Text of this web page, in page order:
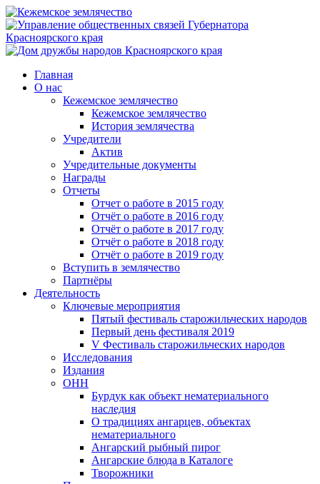
Главная
О нас
Кежемское землячество
Кежемское землячество
История землячества
Учредители
Актив
Учредительные документы
Награды
Отчеты
Отчет о работе в 2015 году
Отчёт о работе в 2016 году
Отчёт о работе в 2017 году
Отчёт о работе в 2018 году
Отчёт о работе в 2019 году
Вступить в землячество
Партнёры
Деятельность
Ключевые мероприятия
Пятый фестиваль старожильческих народов
Первый день фестиваля 2019
V Фестиваль старожильческих народов
Исследования
Издания
ОНН
Бурдук как объект нематериального
наследия
О традициях ангарцев, объектах
нематериального
Ангарский рыбный пирог
Ангарские блюда в Каталоге
Творожники